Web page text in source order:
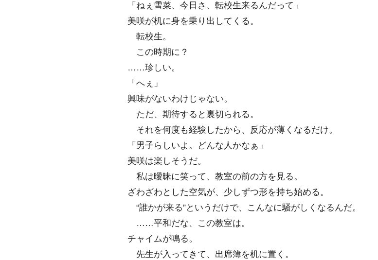
「ねぇ雪菜、今日さ、転校生来るんだって」
美咲が机に身を乗り出してくる。
転校生。
この時期に？
……珍しい。
「へぇ」
興味がないわけじゃない。
ただ、期待すると裏切られる。
それを何度も経験したから、反応が薄くなるだけ。
「男子らしいよ。どんな人かなぁ」
美咲は楽しそうだ。
私は曖昧に笑って、教室の前の方を見る。
ざわざわとした空気が、少しずつ形を持ち始める。
“誰かが来る”というだけで、こんなに騒がしくなるんだ。
……平和だな、この教室は。
チャイムが鳴る。
先生が入ってきて、出席簿を机に置く。